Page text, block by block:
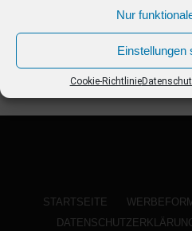
Nur
Einstellungen
Cookie-Richtlinie
STARTSEITE